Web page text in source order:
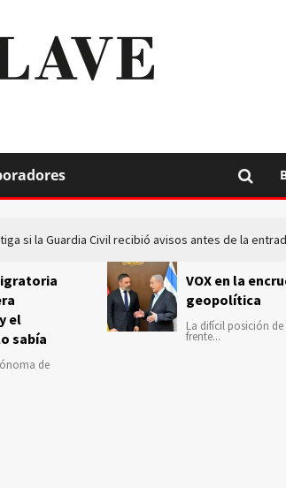
si la Guardia Civil recibió avisos antes de la
el
sabía
de
VOX en la
geopolítica
La difícil posición de
frente...